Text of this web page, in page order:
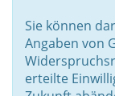
Sie können
Angaben von
erteilte